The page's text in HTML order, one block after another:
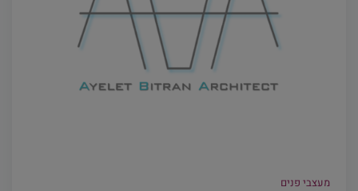
מעצבי פנים